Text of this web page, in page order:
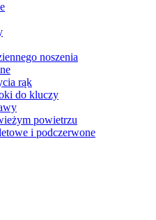
noszenia
rąk
do kluczy
powietrzu
i podczerwone